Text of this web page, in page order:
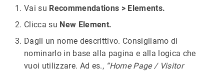
Vai su Recommendations > Elements.
Clicca su New Element.
Dagli un nome descrittivo. Consigliamo di
nominarlo in base alla pagina e alla logica che
vuoi utilizzare. Ad es., “Home Page / Visitor